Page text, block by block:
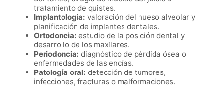
tratamiento de quistes.
Implantología: valoración del hueso alveolar y
planificación de implantes dentales.
Ortodoncia: estudio de la posición dental y
desarrollo de los maxilares.
Periodoncia: diagnóstico de pérdida ósea o
enfermedades de las encías.
Patología oral: detección de tumores,
infecciones, fracturas o malformaciones.